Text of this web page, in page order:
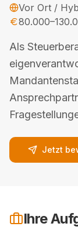
Vor Ort /
80.000–
Als
Jetzt
Ihre